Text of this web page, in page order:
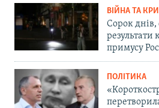
ВІЙНА ТА
Сорок
результати
примусу
ПОЛІТИКА